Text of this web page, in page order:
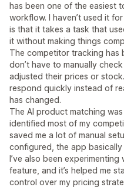
has been one of the easiest
workflow. I haven’t used it
is that it takes a task that
it without making things
The competitor tracking has
don’t have to manually
adjusted their prices or
respond quickly instead of
has changed.
The AI product matching
identified most of my
saved me a lot of manual
configured, the app basically
I’ve also been
feature, and it’s helped me
control over my pricing